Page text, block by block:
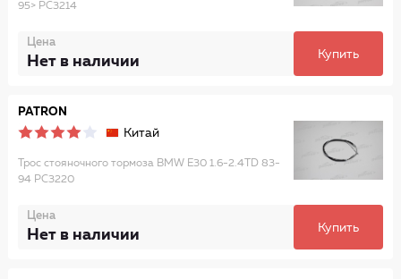
95> PC3214
Цена
Нет в наличии Купить
PATRON
Китай
Трос стояночного тормоза BMW E30 1.6-2.4TD 83-
94 PC3220
Цена
Нет в наличии Купить